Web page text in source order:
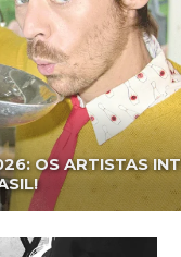
OS ARTISTAS